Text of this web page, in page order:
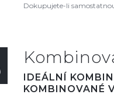
Dokupujete-li
IDEÁLNÍ
KOMBINOVANÉ